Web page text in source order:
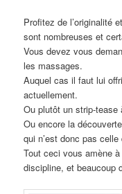
Profitez de l’originalité
sont nombreuses et
Vous devez vous
les massages.
Auquel cas il faut lui
actuellement.
Ou plutôt un strip-tease
Ou encore la
qui n’est donc pas
Tout ceci vous amène
discipline, et beaucoup